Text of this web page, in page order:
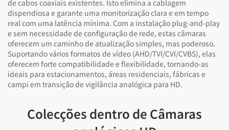
de cabos coaxiais existentes. Isto elimina a cablagem
dispendiosa e garante uma monitorização clara e em tempo
real com uma latência mínima. Com a instalação plug-and-play
e sem necessidade de configuração de rede, estas câmaras
oferecem um caminho de atualização simples, mas poderoso.
Suportando vários formatos de vídeo (AHD/TVI/CVI/CVBS), elas
oferecem forte compatibilidade e flexibilidade, tornando-as
ideais para estacionamentos, áreas residenciais, fábricas e
campi em transição de vigilância analógica para HD.
Colecções dentro de Câmaras